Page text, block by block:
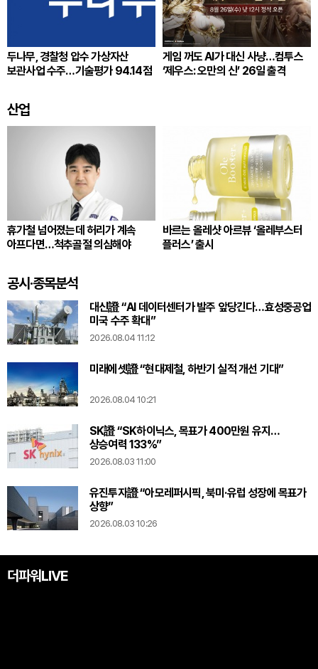
두나무, 경찰청 압수 가상자산
보관사업 수주…기술평가 94.14점
게임 꺼도 AI가 대신 사냥…컴투스
‘제우스: 오만의 신’ 26일 출격
산업
휴가철 넘어졌는데 허리가 계속
아프다면…척추골절 의심해야
바르는 올레샷 아르뷰 ‘올레부스터
플러스’ 출시
공시·종목분석
대신證 “AI 데이터센터가 발주 앞당긴다…효성중공업
미국 수주 확대”
2026.08.04 11:12
미래에셋證 “현대제철, 하반기 실적 개선 기대”
2026.08.04 10:21
SK證 “SK하이닉스, 목표가 400만원 유지…
상승여력 133%”
2026.08.03 11:00
유진투자證 “아모레퍼시픽, 북미·유럽 성장에 목표가
상향”
2026.08.03 10:26
더파워LIVE